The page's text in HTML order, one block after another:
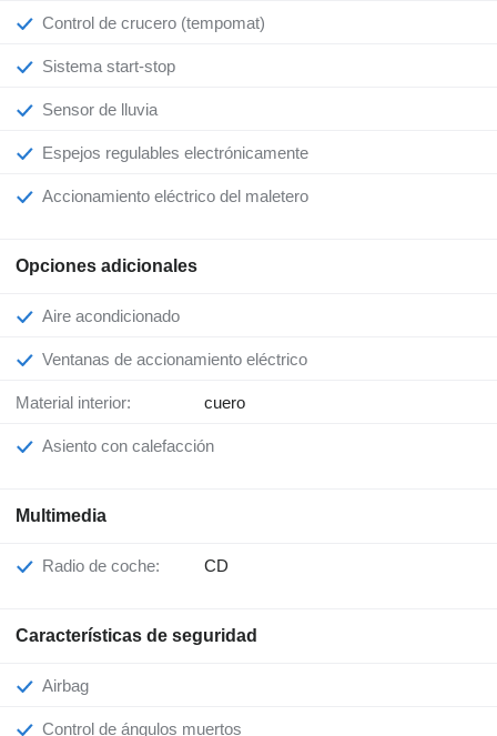
Control de crucero (tempomat)
Sistema start-stop
Sensor de lluvia
Espejos regulables electrónicamente
Accionamiento eléctrico del maletero
Opciones adicionales
Aire acondicionado
Ventanas de accionamiento eléctrico
Material interior: cuero
Asiento con calefacción
Multimedia
Radio de coche: CD
Características de seguridad
Airbag
Control de ángulos muertos